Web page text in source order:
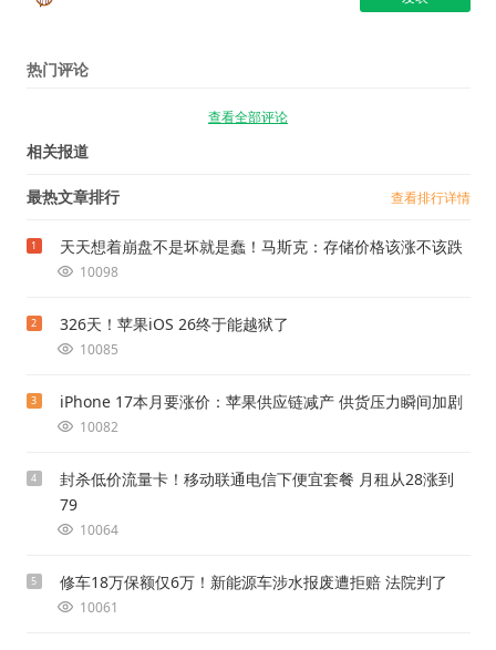
热门评论
查看全部评论
相关报道
最热文章排行 查看排行详情
1 天天想着崩盘不是坏就是蠢！马斯克：存储价格该涨不该跌
10098
2 326天！苹果iOS 26终于能越狱了
10085
3 iPhone 17本月要涨价：苹果供应链减产 供货压力瞬间加剧
10082
4
封杀低价流量卡！移动联通电信下便宜套餐 月租从28涨到
79
10064
5 修车18万保额仅6万！新能源车涉水报废遭拒赔 法院判了
10061